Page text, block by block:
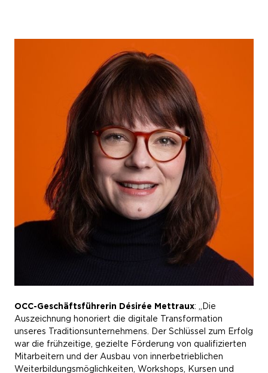
OCC-Geschäftsführerin Désirée Mettraux: „Die
Auszeichnung honoriert die digitale Transformation
unseres Traditionsunternehmens. Der Schlüssel zum Erfolg
war die frühzeitige, gezielte Förderung von qualifizierten
Mitarbeitern und der Ausbau von innerbetrieblichen
Weiterbildungsmöglichkeiten, Workshops, Kursen und